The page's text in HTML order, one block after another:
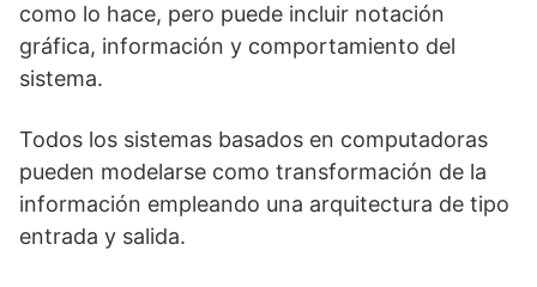
como lo hace, pero puede incluir notación
gráfica, información y comportamiento del
sistema.
Todos los sistemas basados en computadoras
pueden modelarse como transformación de la
información empleando una arquitectura de tipo
entrada y salida.